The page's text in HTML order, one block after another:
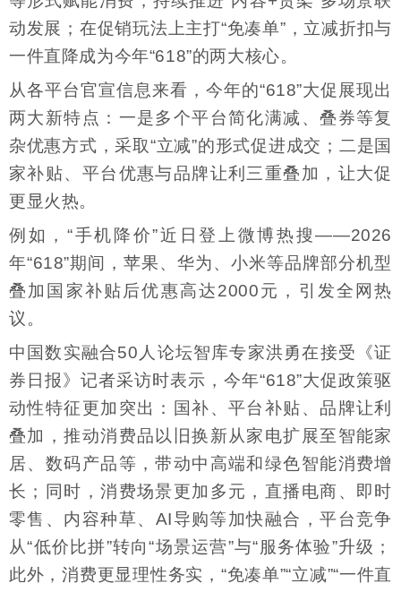
动发展；在促销玩法上主打“免凑单”，立减折扣与
一件直降成为今年“618”的两大核心。
从各平台官宣信息来看，今年的“618”大促展现出
两大新特点：一是多个平台简化满减、叠券等复
杂优惠方式，采取“立减”的形式促进成交；二是国
家补贴、平台优惠与品牌让利三重叠加，让大促
更显火热。
例如，“手机降价”近日登上微博热搜——2026
年“618”期间，苹果、华为、小米等品牌部分机型
叠加国家补贴后优惠高达2000元，引发全网热
议。
中国数实融合50人论坛智库专家洪勇在接受《证
券日报》记者采访时表示，今年“618”大促政策驱
动性特征更加突出：国补、平台补贴、品牌让利
叠加，推动消费品以旧换新从家电扩展至智能家
居、数码产品等，带动中高端和绿色智能消费增
长；同时，消费场景更加多元，直播电商、即时
零售、内容种草、AI导购等加快融合，平台竞争
从“低价比拼”转向“场景运营”与“服务体验”升级；
此外，消费更显理性务实，“免凑单”“立减”“一件直